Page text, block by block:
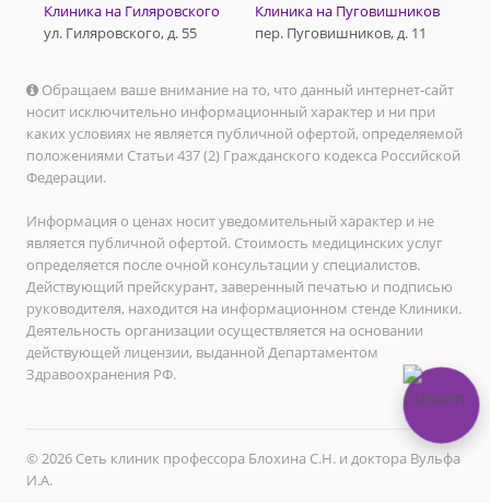
Клиника на Гиляровского
ул. Гиляровского, д. 55
Клиника на Пуговишников
пер. Пуговишников, д. 11
Обращаем ваше внимание на то, что данный интернет-сайт
носит исключительно информационный характер и ни при
каких условиях не является публичной офертой, определяемой
положениями Статьи 437 (2) Гражданского кодекса Российской
Федерации.
Информация о ценах носит уведомительный характер и не
является публичной офертой. Стоимость медицинских услуг
определяется после очной консультации у специалистов.
Действующий прейскурант, заверенный печатью и подписью
руководителя, находится на информационном стенде Клиники.
Деятельность организации осуществляется на основании
действующей лицензии, выданной Департаментом
Здравоохранения РФ.
© 2026 Сеть клиник профессора Блохина С.Н. и доктора Вульфа
И.А.